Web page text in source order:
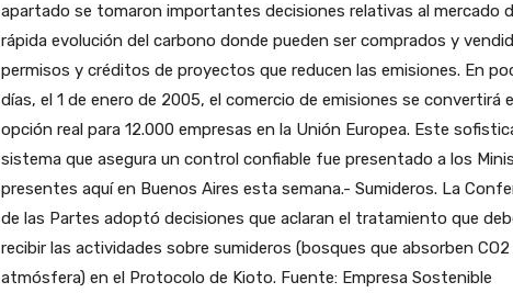
apartado se tomaron importantes decisiones relativas al mercado
rápida evolución del carbono donde pueden ser comprados y
permisos y créditos de proyectos que reducen las emisiones. En
días, el 1 de enero de 2005, el comercio de emisiones se convertirá
opción real para 12.000 empresas en la Unión Europea. Este
sistema que asegura un control confiable fue presentado a los
presentes aquí en Buenos Aires esta semana.- Sumideros. La
de las Partes adoptó decisiones que aclaran el tratamiento que
recibir las actividades sobre sumideros (bosques que absorben CO2
atmósfera) en el Protocolo de Kioto. Fuente: Empresa Sostenible